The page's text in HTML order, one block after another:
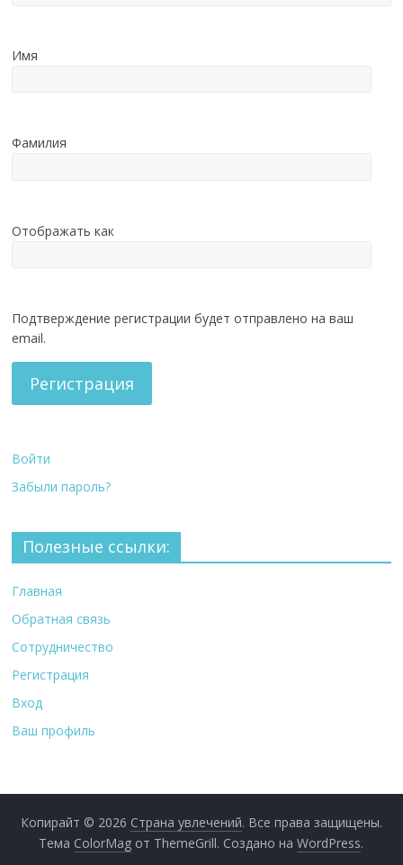
Имя
Фамилия
Отображать как
Подтверждение регистрации будет отправлено на ваш
email.
Регистрация
Войти
Забыли пароль?
Полезные ссылки:
Главная
Обратная связь
Сотрудничество
Регистрация
Вход
Ваш профиль
Копирайт © 2026 Страна увлечений. Все права защищены.
Тема ColorMag от ThemeGrill. Создано наWordPress.